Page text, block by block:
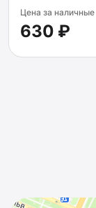
Цена за наличные
630 ₽